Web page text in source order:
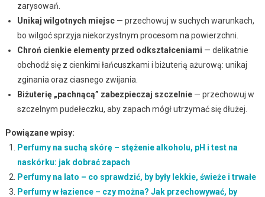
zarysowań.
Unikaj wilgotnych miejsc— przechowuj w suchych warunkach,
bo wilgoć sprzyja niekorzystnym procesom na powierzchni.
Chroń cienkie elementy przed odkształceniami — delikatnie
obchodź się z cienkimi łańcuszkami i biżuterią ażurową: unikaj
zginania oraz ciasnego zwijania.
Biżuterię „pachnącą” zabezpieczaj szczelnie— przechowuj w
szczelnym pudełeczku, aby zapach mógł utrzymać się dłużej.
Powiązane wpisy:
Perfumy na suchą skórę – stężenie alkoholu, pH i test na
naskórku: jak dobrać zapach
Perfumy na lato – co sprawdzić, by były lekkie, świeże i trwałe
Perfumy w łazience – czy można? Jak przechowywać, by